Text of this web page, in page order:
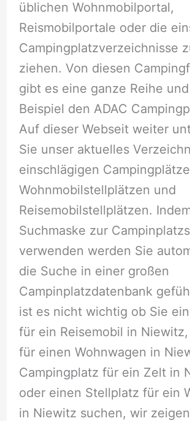
üblichen Wohnmobilportal,
Reismobilportale oder die
Campingplatzverzeichnisse
ziehen. Von diesen
gibt es eine ganze Reihe
Beispiel den ADAC
Auf dieser Webseit weiter
Sie unser aktuelles
einschlägigen
Wohnmobilstellplätzen und
Reisemobilstellplätzen.
Suchmaske zur
verwenden werden Sie
die Suche in einer großen
Campinplatzdatenbank
ist es nicht wichtig ob Sie
für ein Reisemobil in
für einen Wohnwagen in
Campingplatz für ein Zelt in
oder einen Stellplatz für ein
in Niewitz suchen, wir